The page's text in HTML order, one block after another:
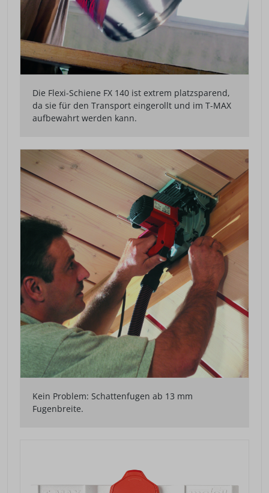
Die Flexi-Schiene FX 140 ist extrem platzsparend,
da sie für den Transport eingerollt und im T-MAX
aufbewahrt werden kann.
Kein Problem: Schattenfugen ab 13 mm
Fugenbreite.